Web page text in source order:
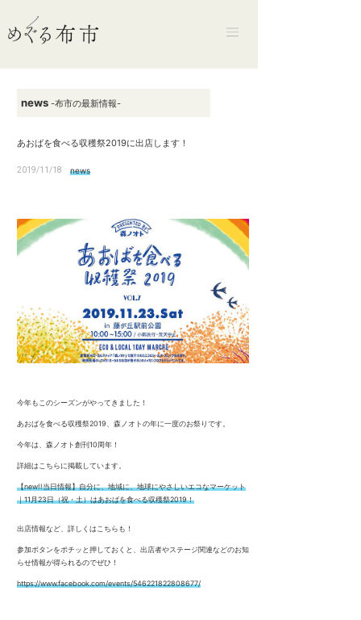
news -布市の最新情報-
あおばを食べる収穫祭2019に出店します！
2019/11/18 news
今年もこのシーズンがやってきました！
あおばを食べる収穫祭2019、森ノオトの年に一度のお祭りです。
今年は、森ノオト創刊10周年！
詳細はこちらに掲載しています。
【new!!当日情報】自分に、地域に、地球にやさしいエコなマーケット
｜11月23日（祝・土）はあおばを食べる収穫祭2019！
出店情報など、詳しくはこちらも！
参加ボタンをポチッと押しておくと、出店者やステージ関連などのお知
らせ情報が得られるのでぜひ！
https://www.facebook.com/events/546221822808677/